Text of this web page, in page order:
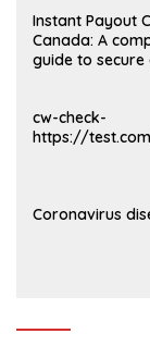
Instant Payout
Canada: A
guide to
cw-check-
https://
Coronavirus